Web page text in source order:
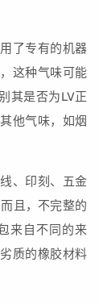
了专有的机器
这种气味可能
其是否为LV正
他气味，如烟
、印刻、五金
且，不完整的
来自不同的来
质的橡胶材料